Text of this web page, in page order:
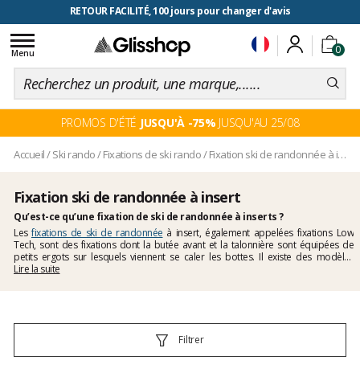
RETOUR FACILITÉ, 100 jours pour changer d'avis
0
Toggle
navigation
Menu
PROMOS D'ÉTÉ JUSQU'À -75% JUSQU'AU 25/08
Accueil/Ski rando/Fixations de ski rando/Fixation ski de randonnée à insert
Fixation ski de randonnée à insert
Qu’est-ce qu’une fixation de ski de randonnée à inserts ?
Lesfixations de ski de randonnée
Tech, sont des fixations dont la butée avant et la talonnière sont équipées de
petits ergots sur lesquels viennent se caler les bottes. Il existe des modèles
destinés à la compétition et dont le poids tourne autour de 300 grammes la
Lire la suite
Filtrer